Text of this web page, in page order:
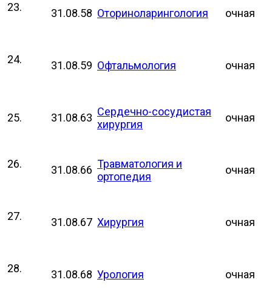
23. 31.08.58 Оториноларингология очная
24. 31.08.59 Офтальмология очная
25. 31.08.63 Сердечно-сосудистая
хирургия
очная
26. 31.08.66 Травматология и
ортопедия
очная
27. 31.08.67 Хирургия очная
28. 31.08.68 Урология очная